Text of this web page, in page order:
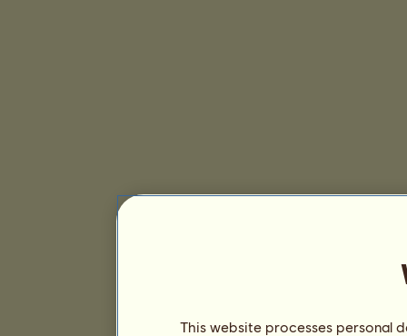
This website processes personal